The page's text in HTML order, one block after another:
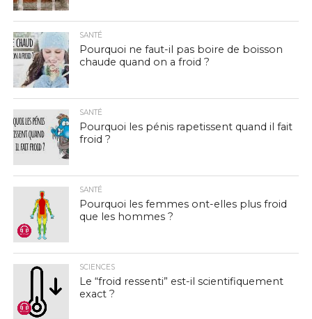
SANTÉ
Pourquoi ne faut-il pas boire de boisson
chaude quand on a froid ?
SANTÉ
Pourquoi les pénis rapetissent quand il fait
froid ?
SANTÉ
Pourquoi les femmes ont-elles plus froid
que les hommes ?
SCIENCES
Le “froid ressenti” est-il scientifiquement
exact ?